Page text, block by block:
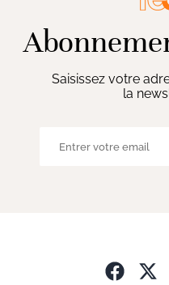
Saisissez votre
la